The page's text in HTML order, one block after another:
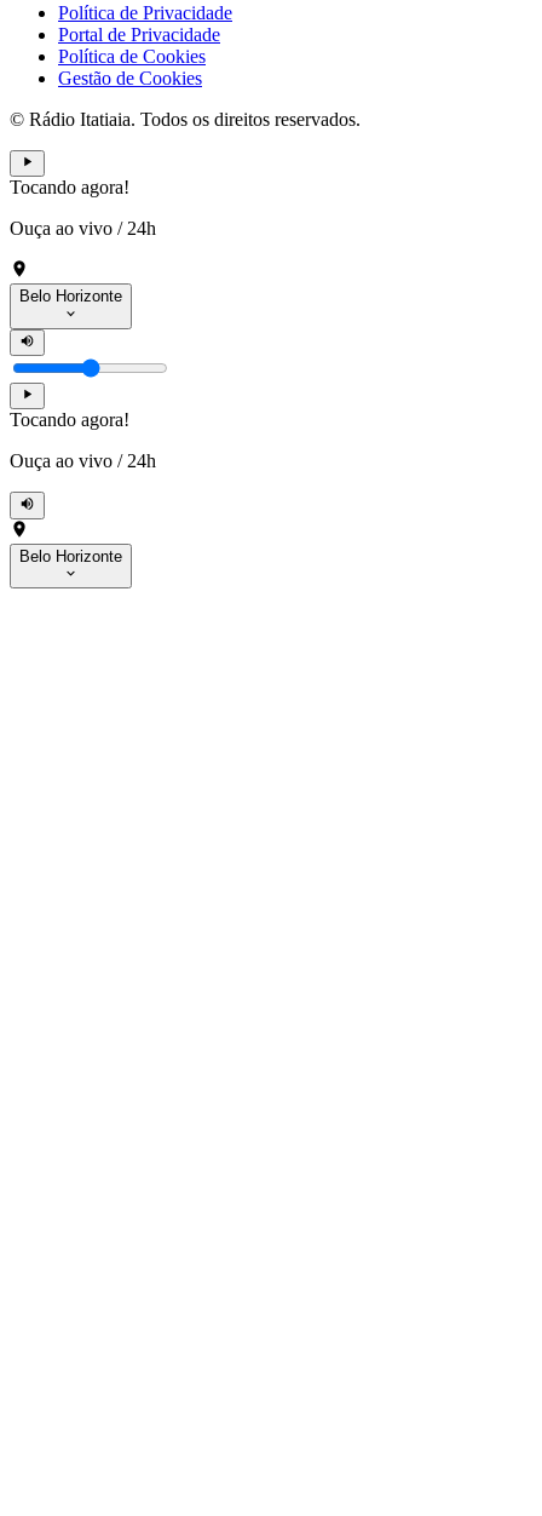
Política de Privacidade
Portal de Privacidade
Política de Cookies
Gestão de Cookies
© Rádio Itatiaia. Todos os direitos reservados.
Tocando agora!
Ouça ao vivo / 24h
Belo Horizonte
Tocando agora!
Ouça ao vivo / 24h
Belo Horizonte